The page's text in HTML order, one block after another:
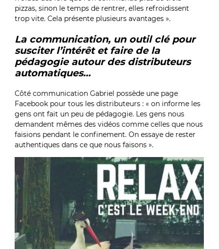
pizzas, sinon le temps de rentrer, elles refroidissent
trop vite. Cela présente plusieurs avantages ».
La communication, un outil clé pour
susciter l’intérêt et faire de la
pédagogie autour des distributeurs
automatiques…
Côté communication Gabriel possède une page
Facebook pour tous les distributeurs : « on informe les
gens ont fait un peu de pédagogie. Les gens nous
demandent mêmes des vidéos comme celles que nous
faisions pendant le confinement. On essaye de rester
authentiques dans ce que nous faisons ».